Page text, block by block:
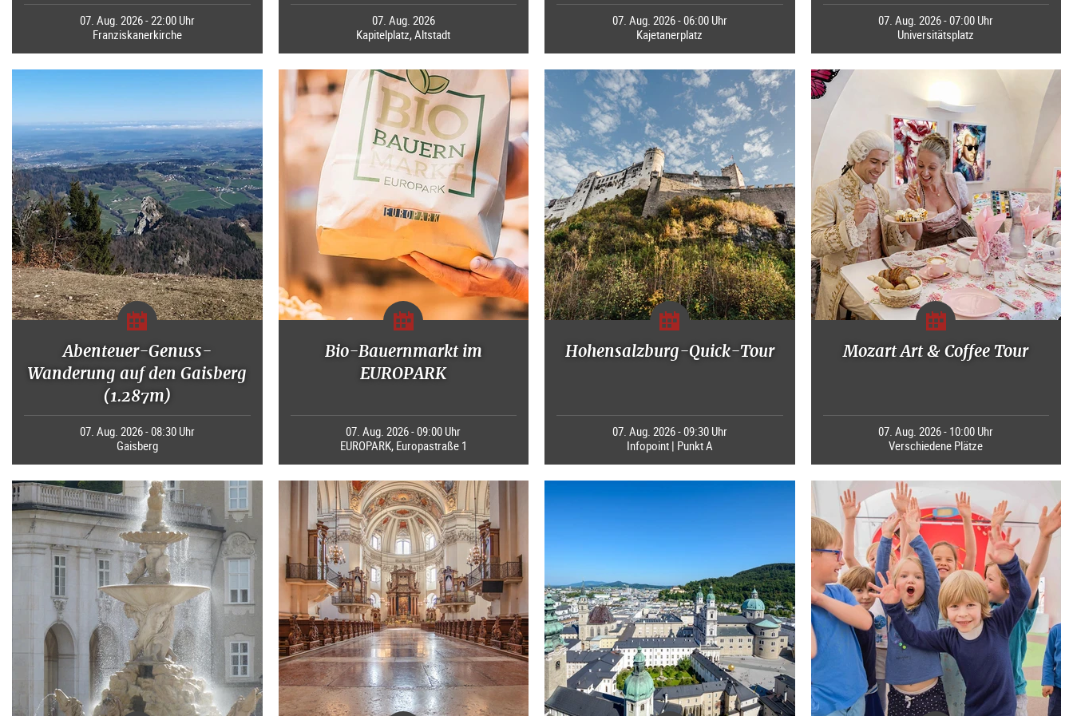
07. Aug. 2026 - 22:00 Uhr
Franziskanerkirche
07. Aug. 2026
Kapitelplatz, Altstadt
07. Aug. 2026 - 06:00 Uhr
Kajetanerplatz
07. Aug. 2026 - 07:00 Uhr
Universitätsplatz
Abenteuer-Genuss-
Wanderung auf den Gaisberg
(1.287m)
07. Aug. 2026 - 08:30 Uhr
Gaisberg
Bio-Bauernmarkt im
EUROPARK
07. Aug. 2026 - 09:00 Uhr
EUROPARK, Europastraße 1
Hohensalzburg-Quick-Tour
07. Aug. 2026 - 09:30 Uhr
Infopoint | Punkt A
Mozart Art & Coffee Tour
07. Aug. 2026 - 10:00 Uhr
Verschiedene Plätze